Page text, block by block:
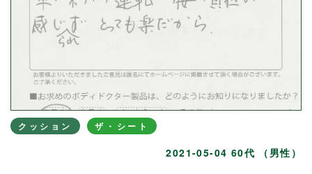
クッション ザ・シート
2021-05-04 60代 （男性）